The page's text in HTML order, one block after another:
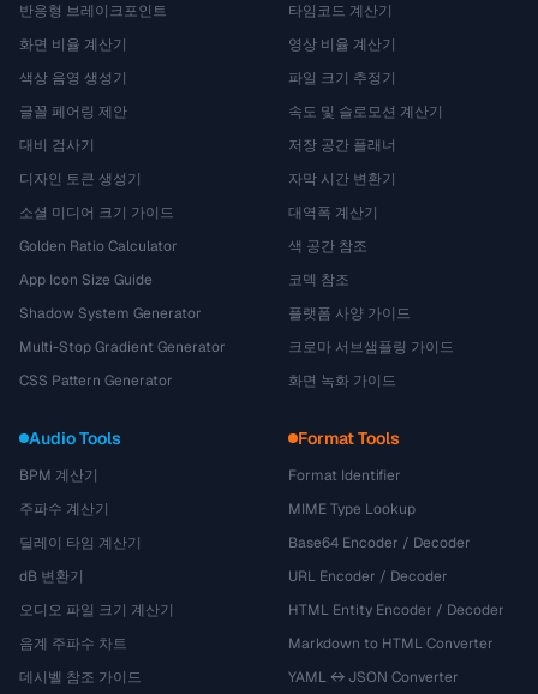
반응형 브레이크포인트
화면 비율 계산기
색상 음영 생성기
글꼴 페어링 제안
대비 검사기
디자인 토큰 생성기
소셜 미디어 크기 가이드
Golden Ratio Calculator
App Icon Size Guide
Shadow System Generator
Multi-Stop Gradient Generator
CSS Pattern Generator
타임코드 계산기
영상 비율 계산기
파일 크기 추정기
속도 및 슬로모션 계산기
저장 공간 플래너
자막 시간 변환기
대역폭 계산기
색 공간 참조
코덱 참조
플랫폼 사양 가이드
크로마 서브샘플링 가이드
화면 녹화 가이드
Audio Tools
BPM 계산기
주파수 계산기
딜레이 타임 계산기
dB 변환기
오디오 파일 크기 계산기
음계 주파수 차트
데시벨 참조 가이드
Format Tools
Format Identifier
MIME Type Lookup
Base64 Encoder / Decoder
URL Encoder / Decoder
HTML Entity Encoder / Decoder
Markdown to HTML Converter
YAML ↔ JSON Converter